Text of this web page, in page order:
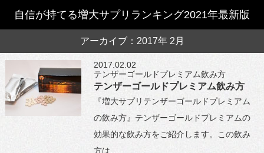
自信が持てる増大サプリランキング2021年最新版
アーカイブ：2017年 2月
2017.02.02
テンザーゴールドプレミアム飲み方
テンザーゴールドプレミアム飲み方
『増大サプリテンザーゴールドプレミアム
の飲み方』テンザーゴールドプレミアムの
効果的な飲み方をご紹介します。この飲み
方は…